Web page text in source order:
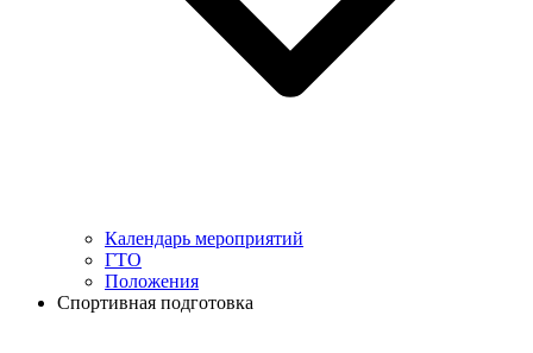
Календарь мероприятий
ГТО
Положения
Спортивная подготовка